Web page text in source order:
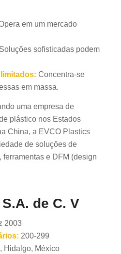
em um mercado
Soluções sofisticadas podem
Concentra-se
em massa.
uma empresa de
plástico nos Estados
China, a EVCO Plastics
de soluções de
ferramentas e DFM (design
de C. V
2003
200-299
Hidalgo, México